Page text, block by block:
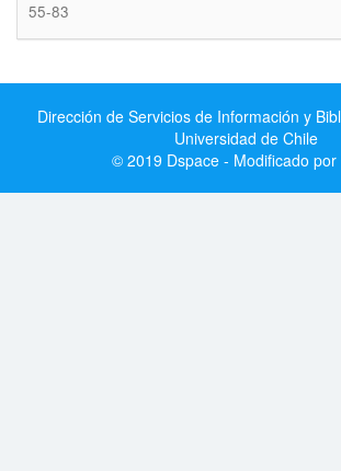
55-83
Dirección de Servicios de Información y
Universidad de Chile
© 2019 Dspace - Modificado por